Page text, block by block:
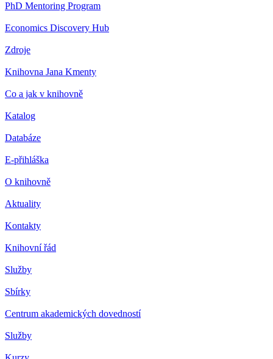
PhD Mentoring Program
Economics Discovery Hub
Zdroje
Knihovna Jana Kmenty
Co a jak v knihovně
Katalog
Databáze
E-přihláška
O knihovně
Aktuality
Kontakty
Knihovní řád
Služby
Sbírky
Centrum akademických dovedností
Služby